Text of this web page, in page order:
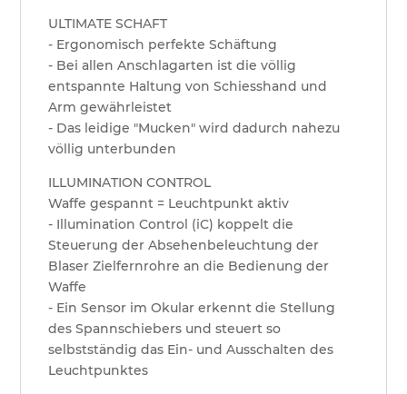
ULTIMATE SCHAFT
- Ergonomisch perfekte Schäftung
- Bei allen Anschlagarten ist die völlig
entspannte Haltung von Schiesshand und
Arm gewährleistet
- Das leidige "Mucken" wird dadurch nahezu
völlig unterbunden
ILLUMINATION CONTROL
Waffe gespannt = Leuchtpunkt aktiv
- Illumination Control (iC) koppelt die
Steuerung der Absehenbeleuchtung der
Blaser Zielfernrohre an die Bedienung der
Waffe
- Ein Sensor im Okular erkennt die Stellung
des Spannschiebers und steuert so
selbstständig das Ein- und Ausschalten des
Leuchtpunktes